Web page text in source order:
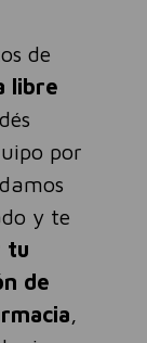
de
libre
por
y te
tu
de
,